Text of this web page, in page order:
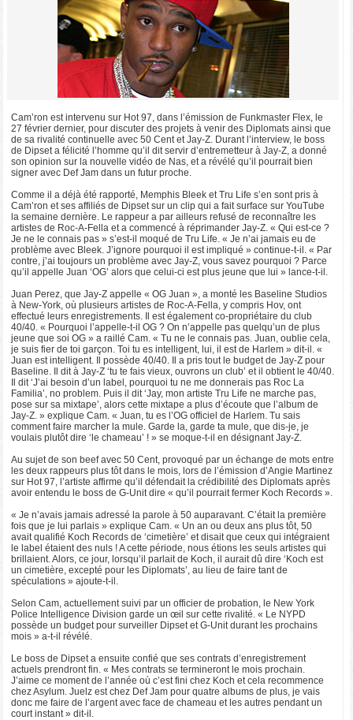
Cam’ron est intervenu sur Hot 97, dans l’émission de Funkmaster Flex, le
27 février dernier, pour discuter des projets à venir des Diplomats ainsi que
de sa rivalité continuelle avec 50 Cent et Jay-Z. Durant l’interview, le boss
de Dipset a félicité l’homme qu’il dit servir d’entremetteur à Jay-Z, a donné
son opinion sur la nouvelle vidéo de Nas, et a révélé qu’il pourrait bien
signer avec Def Jam dans un futur proche.
Comme il a déjà été rapporté, Memphis Bleek et Tru Life s’en sont pris à
Cam’ron et ses affiliés de Dipset sur un clip qui a fait surface sur YouTube
la semaine dernière. Le rappeur a par ailleurs refusé de reconnaître les
artistes de Roc-A-Fella et a commencé à réprimander Jay-Z. « Qui est-ce ?
Je ne le connais pas » s’est-il moqué de Tru Life. « Je n’ai jamais eu de
problème avec Bleek. J’ignore pourquoi il est impliqué » continue-t-il. « Par
contre, j’ai toujours un problème avec Jay-Z, vous savez pourquoi ? Parce
qu’il appelle Juan ‘OG’ alors que celui-ci est plus jeune que lui » lance-t-il.
Juan Perez, que Jay-Z appelle « OG Juan », a monté les Baseline Studios
à New-York, où plusieurs artistes de Roc-A-Fella, y compris Hov, ont
effectué leurs enregistrements. Il est également co-propriétaire du club
40/40. « Pourquoi l’appelle-t-il OG ? On n’appelle pas quelqu’un de plus
jeune que soi OG » a raillé Cam. « Tu ne le connais pas. Juan, oublie cela,
je suis fier de toi garçon. Toi tu es intelligent, lui, il est de Harlem » dit-il. «
Juan est intelligent. Il possède 40/40. Il a pris tout le budget de Jay-Z pour
Baseline. Il dit à Jay-Z ‘tu te fais vieux, ouvrons un club’ et il obtient le 40/40.
Il dit ‘J’ai besoin d’un label, pourquoi tu ne me donnerais pas Roc La
Familia’, no problem. Puis il dit ‘Jay, mon artiste Tru Life ne marche pas,
pose sur sa mixtape’, alors cette mixtape a plus d’écoute que l’album de
Jay-Z. » explique Cam. « Juan, tu es l’OG officiel de Harlem. Tu sais
comment faire marcher la mule. Garde la, garde ta mule, que dis-je, je
voulais plutôt dire ‘le chameau’ ! » se moque-t-il en désignant Jay-Z.
Au sujet de son beef avec 50 Cent, provoqué par un échange de mots entre
les deux rappeurs plus tôt dans le mois, lors de l’émission d’Angie Martinez
sur Hot 97, l’artiste affirme qu’il défendait la crédibilité des Diplomats après
avoir entendu le boss de G-Unit dire « qu’il pourrait fermer Koch Records ».
« Je n’avais jamais adressé la parole à 50 auparavant. C’était la première
fois que je lui parlais » explique Cam. « Un an ou deux ans plus tôt, 50
avait qualifié Koch Records de ‘cimetière’ et disait que ceux qui intégraient
le label étaient des nuls ! A cette période, nous étions les seuls artistes qui
brillaient. Alors, ce jour, lorsqu’il parlait de Koch, il aurait dû dire ‘Koch est
un cimetière, excepté pour les Diplomats’, au lieu de faire tant de
spéculations » ajoute-t-il.
Selon Cam, actuellement suivi par un officier de probation, le New York
Police Intelligence Division garde un œil sur cette rivalité. « Le NYPD
possède un budget pour surveiller Dipset et G-Unit durant les prochains
mois » a-t-il révélé.
Le boss de Dipset a ensuite confié que ses contrats d’enregistrement
actuels prendront fin. « Mes contrats se termineront le mois prochain.
J’aime ce moment de l’année où c’est fini chez Koch et cela recommence
chez Asylum. Juelz est chez Def Jam pour quatre albums de plus, je vais
donc me faire de l’argent avec face de chameau et les autres pendant un
court instant » dit-il.